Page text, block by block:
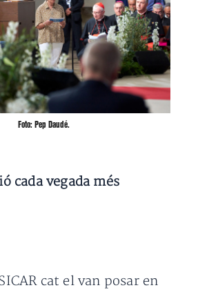
Foto: Pep Daudé.
cada vegada més
cat el van posar en